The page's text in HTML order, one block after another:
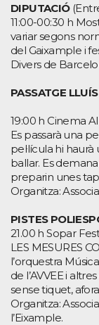
DIPUTACIÓ
11:00-00:30 h
variar segons
del Gaixample i
Divers de
PASSATGE
19:00 h Cinema
Es passarà una
pel·lícula hi
ballar. Es
preparin unes
Organitza:
PISTES
21.00 h Sopar
LES MESURES
l’orquestra
de l’AVVEE i
sense tiquet,
Organitza:
l’Eixample.